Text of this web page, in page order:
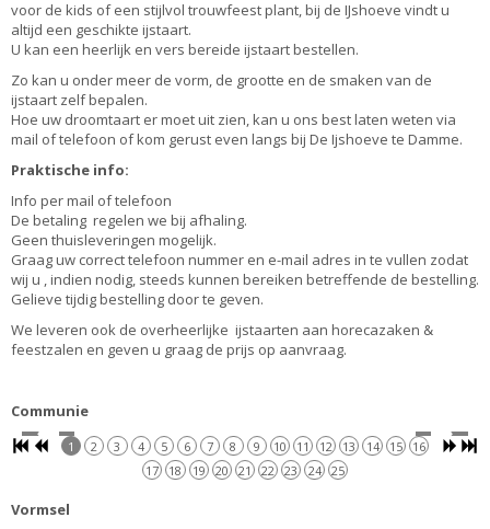
voor de kids of een stijlvol trouwfeest plant, bij de IJshoeve vindt u
altijd een geschikte ijstaart.
U kan een heerlijk en vers bereide ijstaart bestellen.
Zo kan u onder meer de vorm, de grootte en de smaken van de
ijstaart zelf bepalen.
Hoe uw droomtaart er moet uit zien, kan u ons best laten weten via
mail of telefoon of kom gerust even langs bij De Ijshoeve te Damme.
Praktische info:
Info per mail of telefoon
De betaling regelen we bij afhaling.
Geen thuisleveringen mogelijk.
Graag uw correct telefoon nummer en e-mail adres in te vullen zodat
wij u , indien nodig, steeds kunnen bereiken betreffende de bestelling.
Gelieve tijdig bestelling door te geven.
We leveren ook de overheerlijke ijstaarten aan horecazaken &
feestzalen en geven u graag de prijs op aanvraag.
Communie
1 2 3 4 5 6 7 8 9 10 11 12 13 14 15
16
17
18 19 20 21 22 23 24 25
Vormsel